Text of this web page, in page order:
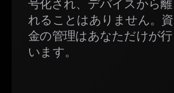
号化され、デバイスから離
れることはありません。資
金の管理はあなただけが行
います。